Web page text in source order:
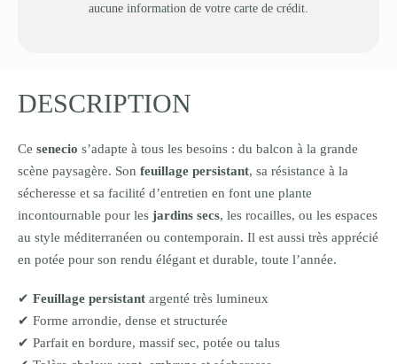
aucune information de votre carte de crédit.
DESCRIPTION
Ce senecio s’adapte à tous les besoins : du balcon à la grande
scène paysagère. Son feuillage persistant, sa résistance à la
sécheresse et sa facilité d’entretien en font une plante
incontournable pour les jardins secs, les rocailles, ou les espaces
au style méditerranéen ou contemporain. Il est aussi très apprécié
en potée pour son rendu élégant et durable, toute l’année.
✔ Feuillage persistant argenté très lumineux
✔ Forme arrondie, dense et structurée
✔ Parfait en bordure, massif sec, potée ou talus